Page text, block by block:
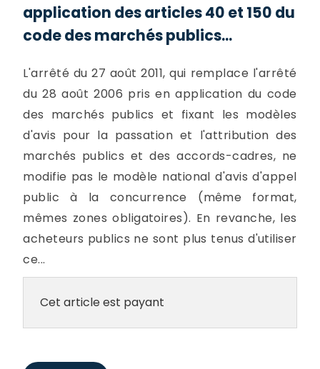
application des articles 40 et 150 du
code des marchés publics...
L'arrêté du 27 août 2011, qui remplace l'arrêté
du 28 août 2006 pris en application du code
des marchés publics et fixant les modèles
d'avis pour la passation et l'attribution des
marchés publics et des accords-cadres, ne
modifie pas le modèle national d'avis d'appel
public à la concurrence (même format,
mêmes zones obligatoires). En revanche, les
acheteurs publics ne sont plus tenus d'utiliser
ce...
Cet article est payant